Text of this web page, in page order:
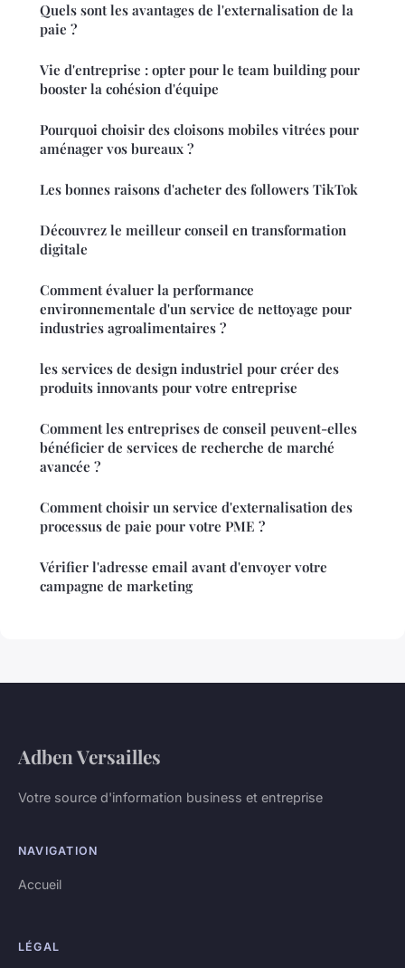
Quels sont les avantages de l'externalisation de la
paie ?
Vie d'entreprise : opter pour le team building pour
booster la cohésion d'équipe
Pourquoi choisir des cloisons mobiles vitrées pour
aménager vos bureaux ?
Les bonnes raisons d'acheter des followers TikTok
Découvrez le meilleur conseil en transformation
digitale
Comment évaluer la performance
environnementale d'un service de nettoyage pour
industries agroalimentaires ?
les services de design industriel pour créer des
produits innovants pour votre entreprise
Comment les entreprises de conseil peuvent-elles
bénéficier de services de recherche de marché
avancée ?
Comment choisir un service d'externalisation des
processus de paie pour votre PME ?
Vérifier l'adresse email avant d'envoyer votre
campagne de marketing
Adben Versailles
Votre source d'information business et entreprise
NAVIGATION
Accueil
LÉGAL